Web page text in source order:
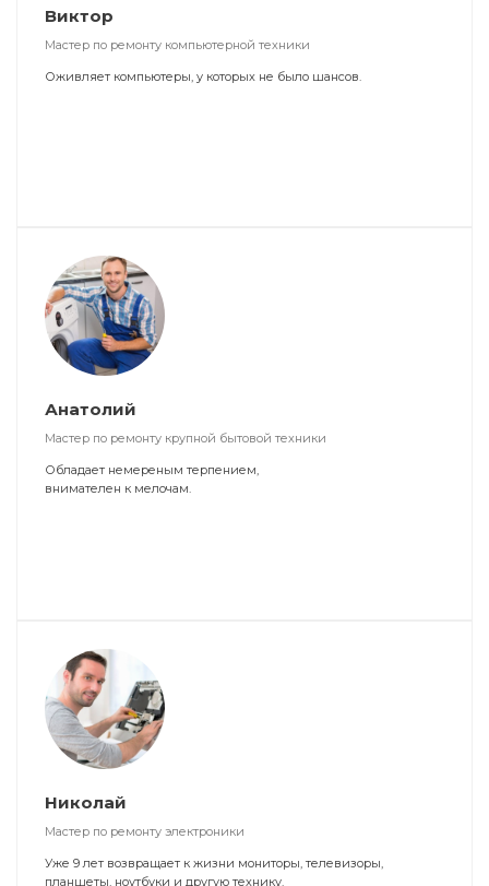
Виктор
Мастер по ремонту компьютерной техники
Оживляет компьютеры, у которых не было шансов.
Анатолий
Мастер по ремонту крупной бытовой техники
Обладает немереным терпением,
внимателен к мелочам.
Николай
Мастер по ремонту электроники
Уже 9 лет возвращает к жизни мониторы, телевизоры,
планшеты, ноутбуки и другую технику.